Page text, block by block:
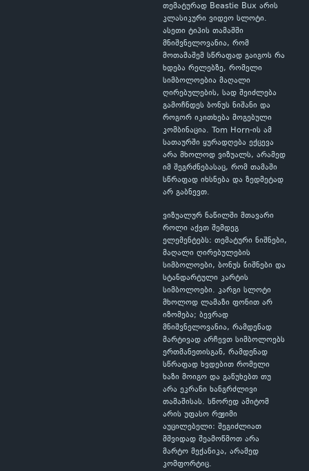
თემატურად Beastie Bux არის
კლასიკური ვიდეო სლოტი.
ასეთი ტიპის თამაშში
მნიშვნელოვანია, რომ
მოთამაშემ სწრაფად გაიგოს რა
ხდება რელებზე, რომელი
სიმბოლოებია მაღალი
ღირებულების, სად შეიძლება
გამოჩნდეს ბონუს ნიშანი და
როგორ იკითხება მოგებული
კომბინაცია. Tom Horn-ის ამ
სათაურში ყურადღება ექცევა
არა მხოლოდ ვიზუალს, არამედ
იმ შეგრძნებასაც, რომ თამაში
სწრაფად იხსნება და ზედმეტად
არ გაბნევთ.
ვიზუალურ ნაწილში მთავარი
როლი აქვთ შემდეგ
ელემენტებს: თემატური ნიშნები,
მაღალი ღირებულების
სიმბოლოები, ბონუს ნიშნები და
სტანდარტული კარტის
სიმბოლოები. კარგი სლოტი
მხოლოდ ლამაზი ფონით არ
იზომება; ბევრად
მნიშვნელოვანია, რამდენად
მარტივად არჩევთ სიმბოლოებს
ერთმანეთისგან, რამდენად
სწრაფად ხვდებით რომელი
ხაზი მოიგო და გაწუხებთ თუ
არა ეკრანი ხანგრძლივი
თამაშისას. სწორედ ამიტომ
არის უფასო რეჟიმი
აუცილებელი: შეგიძლიათ
მშვიდად შეამოწმოთ არა
მარტო მექანიკა, არამედ
კომფორტიც.